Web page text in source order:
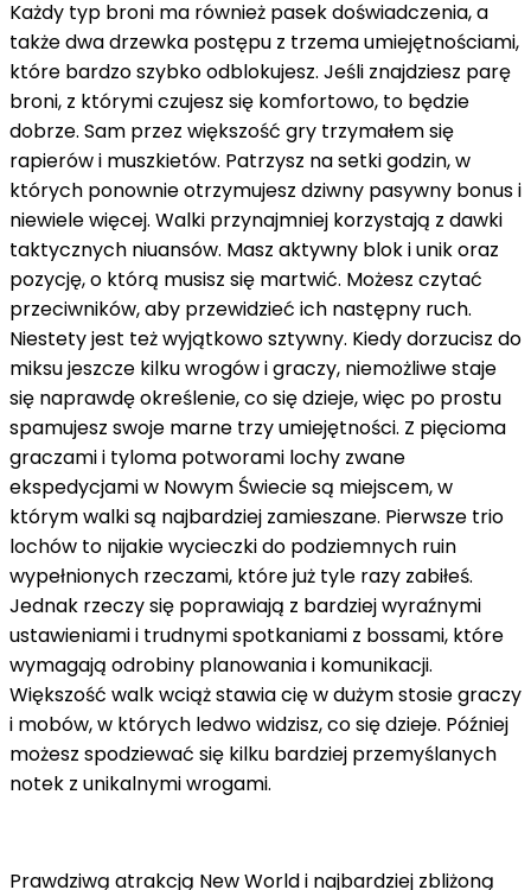
Każdy typ broni ma również pasek doświadczenia, a
także dwa drzewka postępu z trzema umiejętnościami,
które bardzo szybko odblokujesz. Jeśli znajdziesz parę
broni, z którymi czujesz się komfortowo, to będzie
dobrze. Sam przez większość gry trzymałem się
rapierów i muszkietów. Patrzysz na setki godzin, w
których ponownie otrzymujesz dziwny pasywny bonus i
niewiele więcej. Walki przynajmniej korzystają z dawki
taktycznych niuansów. Masz aktywny blok i unik oraz
pozycję, o którą musisz się martwić. Możesz czytać
przeciwników, aby przewidzieć ich następny ruch.
Niestety jest też wyjątkowo sztywny. Kiedy dorzucisz do
miksu jeszcze kilku wrogów i graczy, niemożliwe staje
się naprawdę określenie, co się dzieje, więc po prostu
spamujesz swoje marne trzy umiejętności. Z pięcioma
graczami i tyloma potworami lochy zwane
ekspedycjami w Nowym Świecie są miejscem, w
którym walki są najbardziej zamieszane. Pierwsze trio
lochów to nijakie wycieczki do podziemnych ruin
wypełnionych rzeczami, które już tyle razy zabiłeś.
Jednak rzeczy się poprawiają z bardziej wyraźnymi
ustawieniami i trudnymi spotkaniami z bossami, które
wymagają odrobiny planowania i komunikacji.
Większość walk wciąż stawia cię w dużym stosie graczy
i mobów, w których ledwo widzisz, co się dzieje. Później
możesz spodziewać się kilku bardziej przemyślanych
notek z unikalnymi wrogami.
Prawdziwą atrakcją New World i najbardziej zbliżoną